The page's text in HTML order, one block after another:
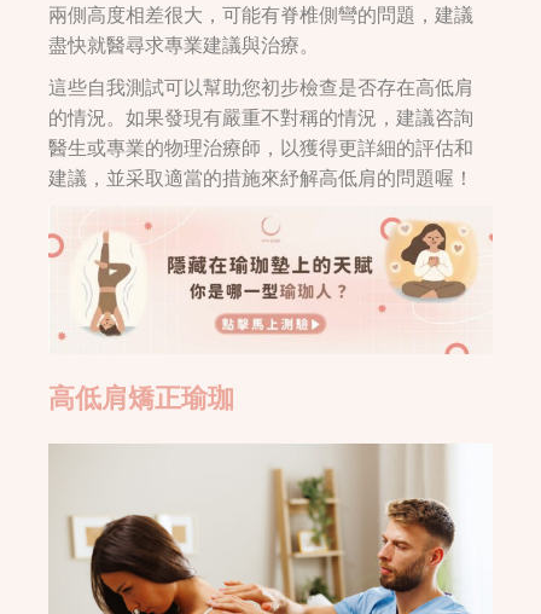
兩側高度相差很大，可能有脊椎側彎的問題，建議
盡快就醫尋求專業建議與治療。
這些自我測試可以幫助您初步檢查是否存在高低肩
的情況。如果發現有嚴重不對稱的情況，建議咨詢
醫生或專業的物理治療師，以獲得更詳細的評估和
建議，並采取適當的措施來紓解高低肩的問題喔！
高低肩矯正瑜珈